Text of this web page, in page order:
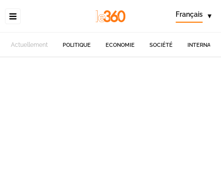
Français ▾
Actuellement POLITIQUE ECONOMIE SOCIÉTÉ